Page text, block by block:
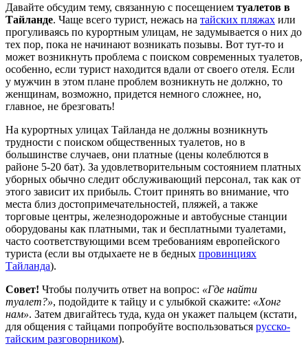
Давайте обсудим тему, связанную с посещением туалетов в
Тайланде. Чаще всего турист, нежась на тайских пляжах или
прогуливаясь по курортным улицам, не задумывается о них до
тех пор, пока не начинают возникать позывы. Вот тут-то и
может возникнуть проблема с поиском современных туалетов,
особенно, если турист находится вдали от своего отеля. Если
у мужчин в этом плане проблем возникнуть не должно, то
женщинам, возможно, придется немного сложнее, но,
главное, не брезговать!
На курортных улицах Тайланда не должны возникнуть
трудности с поиском общественных туалетов, но в
большинстве случаев, они платные (цены колеблются в
районе 5-20 бат). За удовлетворительным состоянием платных
уборных обычно следит обслуживающий персонал, так как от
этого зависит их прибыль. Стоит принять во внимание, что
места близ достопримечательностей, пляжей, а также
торговые центры, железнодорожные и автобусные станции
оборудованы как платными, так и бесплатными туалетами,
часто соответствующими всем требованиям европейского
туриста (если вы отдыхаете не в бедных провинциях
Тайланда).
Совет! Чтобы получить ответ на вопрос: «Где найти
туалет?», подойдите к тайцу и с улыбкой скажите: «Хонг
нам». Затем двигайтесь туда, куда он укажет пальцем (кстати,
для общения с тайцами попробуйте воспользоваться русско-
тайским разговорником).